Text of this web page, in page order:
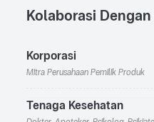
Kolaborasi
Korporasi
Mitra Perusahaan Pemilik Produk
Tenaga Kesehatan